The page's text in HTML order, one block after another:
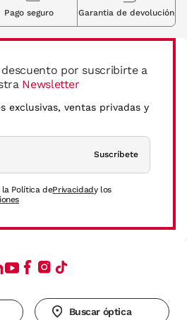
descuento por suscribirte a
Newsletter
exclusivas, ventas privadas y
Suscríbete
Política dePrivacidady los
Pago seguro Garantia de devolución
Buscar óptica